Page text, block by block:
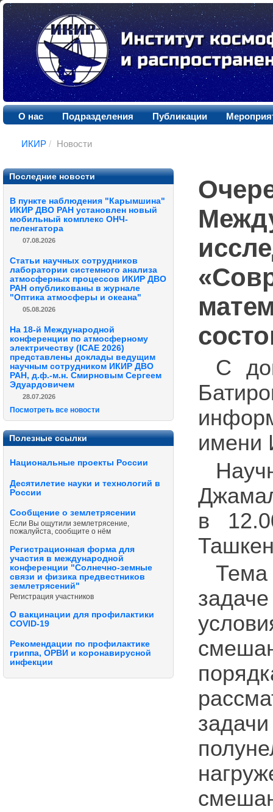
О нас Подразделения Публикации
ИКИР / Новости
Последние новости
В пункте наблюдения "Карымшина"
ИКИР ДВО РАН установлен новый
мобильный комплекс ОНЧ-
пеленгатора
07.08.2026
Статьи научных сотрудников
лаборатории системного анализа
атмосферных процессов ИКИР ДВО
РАН опубликованы в журнале
"Оптика атмосферы и океана"
05.08.2026
На 18-й Международной
конференции по атмосферному
электричеству (ICAE 2026)
представлены доклады ведущим
научным сотрудником ИКИР ДВО
РАН, д.ф.-м.н. Смирновым Сергеем
Эдуардовичем
28.07.2026
Посмотреть все новости
Полезные ссылки
Национальные проекты России
Десятилетие науки и технологий в
России
Сообщение о землетрясении
Если Вы ощутили землетрясение,
пожалуйста, сообщите о нём
Регистрационная форма для
участия в международной
конференции "Солнечно-земные
связи и физика предвестников
землетрясений"
Регистрация участников
О вакцинации для профилактики
COVID-19
Рекомендации по профилактике
гриппа, ОРВИ и коронавирусной
инфекции
С
имени
в
Тема